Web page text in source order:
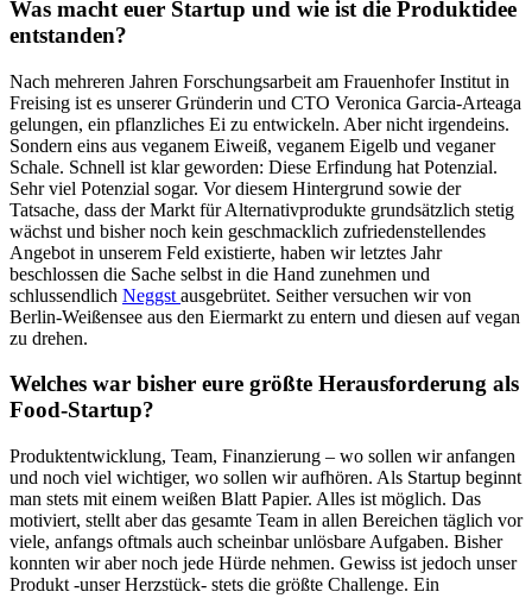
Was macht euer Startup und wie ist die Produktidee
entstanden?
Nach mehreren Jahren Forschungsarbeit am Frauenhofer Institut in
Freising ist es unserer Gründerin und CTO Veronica Garcia-Arteaga
gelungen, ein pflanzliches Ei zu entwickeln. Aber nicht irgendeins.
Sondern eins aus veganem Eiweiß, veganem Eigelb und veganer
Schale. Schnell ist klar geworden: Diese Erfindung hat Potenzial.
Sehr viel Potenzial sogar. Vor diesem Hintergrund sowie der
Tatsache, dass der Markt für Alternativprodukte grundsätzlich stetig
wächst und bisher noch kein geschmacklich zufriedenstellendes
Angebot in unserem Feld existierte, haben wir letztes Jahr
beschlossen die Sache selbst in die Hand zunehmen und
schlussendlich Neggst ausgebrütet. Seither versuchen wir von
Berlin-Weißensee aus den Eiermarkt zu entern und diesen auf vegan
zu drehen.
Welches war bisher eure größte Herausforderung als
Food-Startup?
Produktentwicklung, Team, Finanzierung – wo sollen wir anfangen
und noch viel wichtiger, wo sollen wir aufhören. Als Startup beginnt
man stets mit einem weißen Blatt Papier. Alles ist möglich. Das
motiviert, stellt aber das gesamte Team in allen Bereichen täglich vor
viele, anfangs oftmals auch scheinbar unlösbare Aufgaben. Bisher
konnten wir aber noch jede Hürde nehmen. Gewiss ist jedoch unser
Produkt -unser Herzstück- stets die größte Challenge. Ein